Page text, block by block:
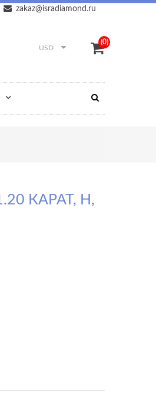
zakaz@isradiamond.ru
USD
(0)
КАРАТ, H,